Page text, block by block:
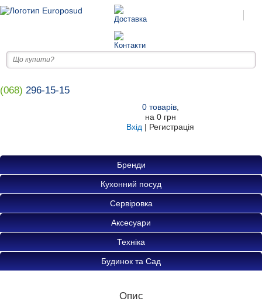
(068) 296-15-15
0товарів,
на 0 грн
Вхід | Регистрація
Бренди
Кухонний посуд
Сервіровка
Аксесуари
Техніка
Будинок та Сад
Опис